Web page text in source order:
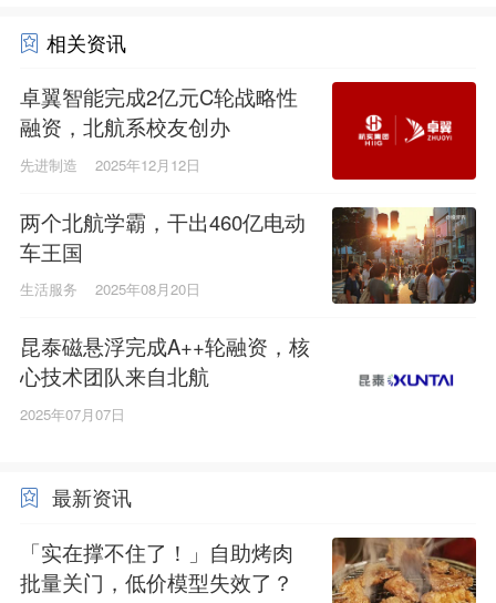
相关资讯
卓翼智能完成2亿元C轮战略性
融资，北航系校友创办
先进制造 2025年12月12日
两个北航学霸，干出460亿电动
车王国
生活服务 2025年08月20日
昆泰磁悬浮完成A++轮融资，核
心技术团队来自北航
2025年07月07日
最新资讯
「实在撑不住了！」自助烤肉
批量关门，低价模型失效了？